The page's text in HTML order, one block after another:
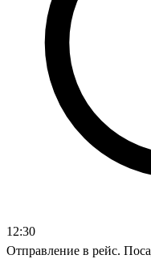
12:30
Отправление в рейс.